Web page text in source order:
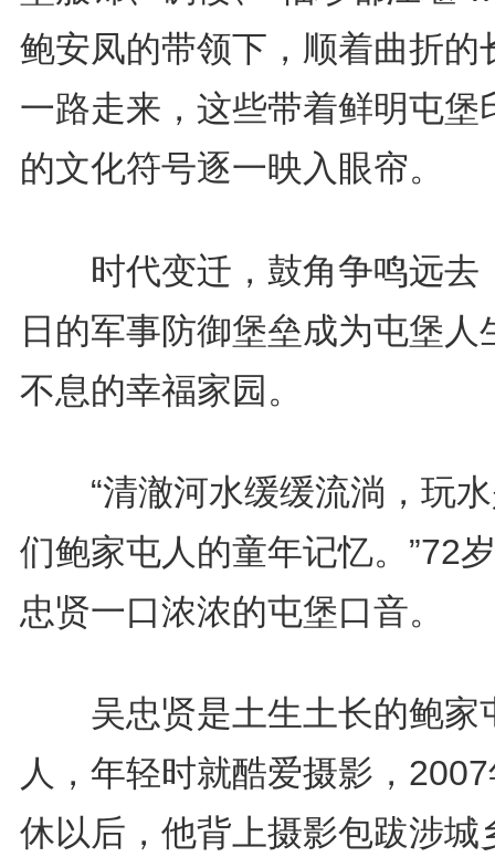
鲍安凤的带领下，顺着曲折的
一路走来，这些带着鲜明屯堡
的文化符号逐一映入眼帘。
时代变迁，鼓角争鸣远去
日的军事防御堡垒成为屯堡人
不息的幸福家园。
“清澈河水缓缓流淌，玩水
们鲍家屯人的童年记忆。”72
忠贤一口浓浓的屯堡口音。
吴忠贤是土生土长的鲍家
人，年轻时就酷爱摄影，
休以后，他背上摄影包跋涉城